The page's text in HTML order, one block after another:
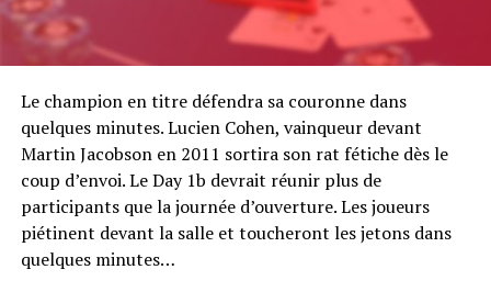
Le champion en titre défendra sa couronne dans
quelques minutes. Lucien Cohen, vainqueur devant
Martin Jacobson en 2011 sortira son rat fétiche dès le
coup d’envoi. Le Day 1b devrait réunir plus de
participants que la journée d’ouverture. Les joueurs
piétinent devant la salle et toucheront les jetons dans
quelques minutes…